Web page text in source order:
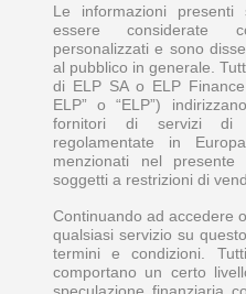
Le informazioni
essere considerate
personalizzati e sono
al pubblico in generale.
di ELP SA o ELP
ELP” o “ELP”)
fornitori di servizi di
regolamentate in
menzionati nel
soggetti a restrizioni di
Continuando ad accedere
qualsiasi servizio su
termini e condizioni.
comportano un certo
speculazione finanziaria